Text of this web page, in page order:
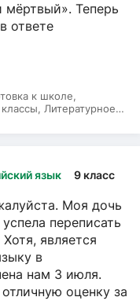
Теперь
ответе
к школе,
Литературное
язык 9 класс
Моя дочь
переписать
является
в
нам 3 июля.
оценку за